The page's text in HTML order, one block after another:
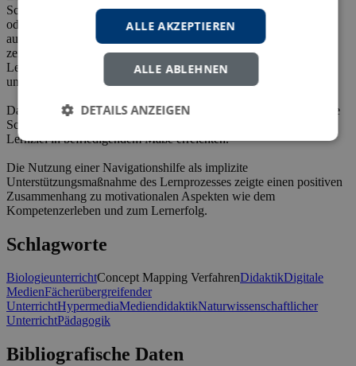
Schüler sowohl in fachspezifischen Bereichen mit biologischem
oder physikalischem Schwerpunkt Wissen aufbauen konnten, als
auch bei fachintegrativen Problemstellungen Wissenszuwächse
zeigten. Dabei waren das Vorwissen, die naturwissenschaftliche
Leistungsfähigkeit und die Qualität des Arbeitsprozesses mit dem
unterstützenden Arbeitsheft wichtige Faktoren für den Lernerfolg.
Darüber hinaus zeigte die Auswertung der Concept Maps, dass die
Schülerinnen und Schüler nach der Intervention das erwartetet
Lernziel in befriedigendem Maße erreichten.
Die Nutzung einer Navigationshilfe als implizite
Unterstützungsmaßnahme des Lernprozesses zeigte einen positiven
Zusammenhang zu motivationalen Aspekten wie dem
Kompetenzerleben und zum Lernerfolg.
Schlagworte
BiologieunterrichtConcept Mapping VerfahrenDidaktikDigitale
MedienFächerübergreifender
UnterrichtHypermediaMediendidaktikNaturwissenschaftlicher
UnterrichtPädagogik
Bibliografische Daten
ALLE AKZEPTIEREN
ALLE ABLEHNEN
DETAILS ANZEIGEN